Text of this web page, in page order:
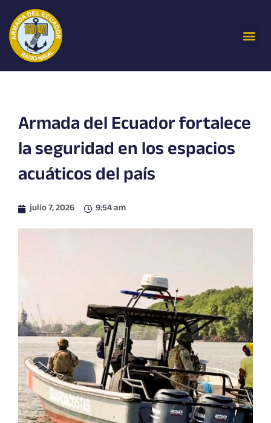
contenido
Armada del Ecuador fortalece
la seguridad en los espacios
acuáticos del país
julio 7, 2026 9:54 am